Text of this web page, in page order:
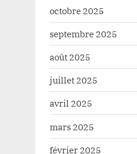
octobre 2025
septembre 2025
août 2025
juillet 2025
avril 2025
mars 2025
février 2025